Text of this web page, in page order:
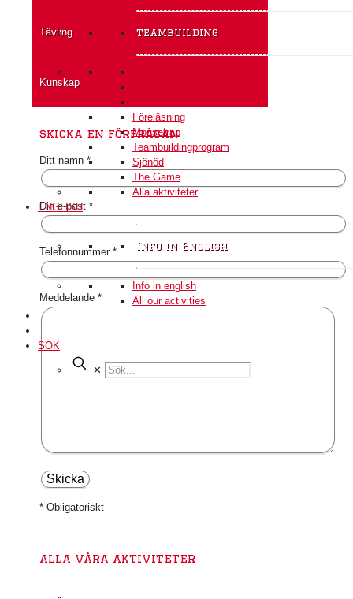
teambuilding
Föreläsning
Mousetrap
Teambuildingprogram
Sjönöd
The Game
Alla aktiviteter
ENGLISH
Info in English
Info in english
All our activities
SÖK
✕
Tävling
Kunskap
skicka en förfrågan
Ditt namn *
Din e-post *
Telefonnummer *
Meddelande *
* Obligatoriskt
alla våra aktiviteter